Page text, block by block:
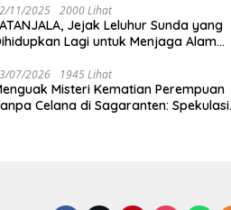
Sekarwangi
11/2025 2000 Lihat
Jejak Leluhur Sunda yang
Lagi untuk Menjaga Alam
07/2026 1945 Lihat
Misteri Kematian Perempuan
Celana di Sagaranten: Spekulasi